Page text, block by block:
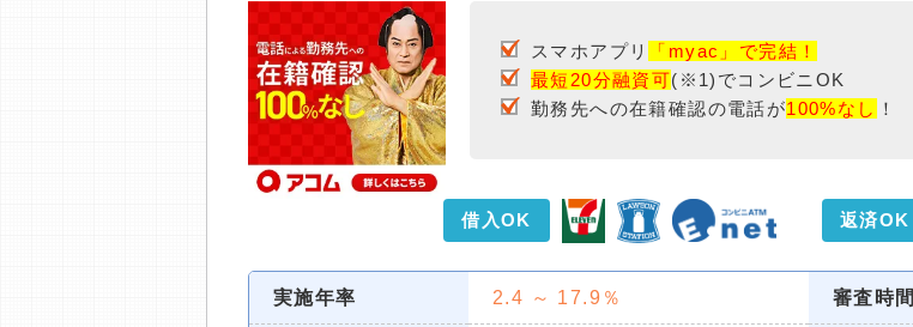
スマホアプリ
「myac」で完結！
最短20分融資可(※1)でコンビニOK
勤務先への在籍確認の電話が100%なし ！
借入OK 返済OK
実施年率 2.4 ～ 17.9％ 審査時間